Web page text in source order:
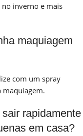
inverno e mais
maquiagem
com um spray
rapidamente
em casa?